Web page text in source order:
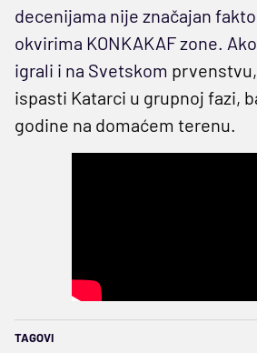
decenijama nije značajan
okvirima KONKAKAF zone.
igrali i na Svetskom
ispasti Katarci u grupnoj fazi,
godine na domaćem terenu.
TAGOVI